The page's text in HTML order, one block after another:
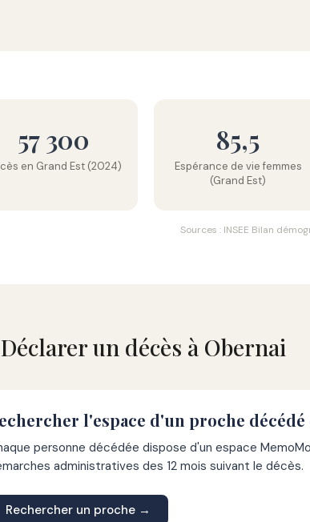
57 300
en Grand Est (2024)
85,5
Espérance de vie femmes
(Grand Est)
Sources : INSEE Bilan
un décès à Obernai
l'espace d'un proche décédé
personne décédée dispose d'un espace
administratives des 12 mois suivant le décès.
Rechercher un proche →